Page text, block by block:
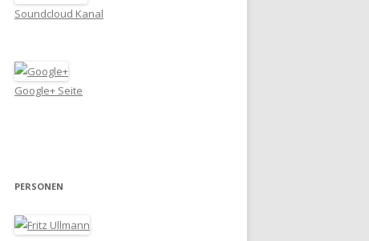
Soundcloud Kanal
Google+ Seite
PERSONEN